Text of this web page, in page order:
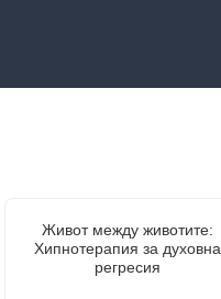
Живот между животите:
Хипнотерапия за духовна
регресия